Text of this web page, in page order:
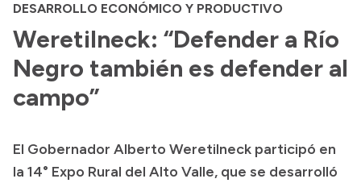
Referentes de prensa
Archivo de noticias
Transparencia
Boletín Oficial
DESARROLLO ECONÓMICO Y PRODUCTIVO
Weretilneck: “Defender a Río
Negro también es defender al
campo”
El Gobernador Alberto Weretilneck participó en
la 14° Expo Rural del Alto Valle, que se desarrolló